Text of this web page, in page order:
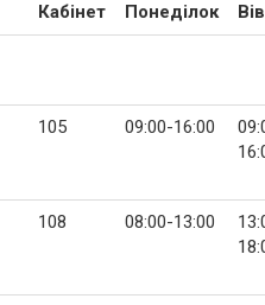
Кабінет Понеділок
105 09:00-16:00
108 08:00-13:00